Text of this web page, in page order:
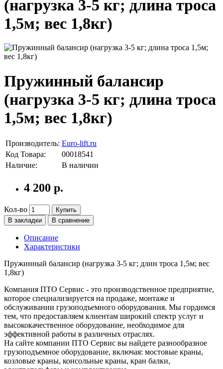
(нагрузка 3-5 кг; длина троса
1,5м; вес 1,8кг)
Пружинный балансир
(нагрузка 3-5 кг; длина троса
1,5м; вес 1,8кг)
Производитель: Euro-lift.ru
Код Товара:
00018541
Наличие:
В наличии
4 200 р.
Кол-во
Купить
В закладки
В сравнение
Описание
Характеристики
Пружинный балансир (нагрузка 3-5 кг; длин троса 1,5м; вес
1,8кг)
Компания ПТО Сервис - это производственное предприятие,
которое специализируется на продаже, монтаже и
обслуживании грузоподъемного оборудования. Мы гордимся
тем, что предоставляем клиентам широкий спектр услуг и
высококачественное оборудование, необходимое для
эффективной работы в различных отраслях.
На сайте компании ПТО Сервис вы найдете разнообразное
грузоподъемное оборудование, включая: мостовые краны,
козловые краны, консольные краны, кран балки,